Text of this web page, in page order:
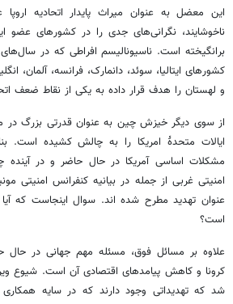
این معضل به عنوان میراث پایدار اتحادیه
ناخوشایند، نگرانی‌های جدی را در کشورهای
برانگیخته است. ناسیونالیسم افراطی که در
کشورهای ایتالیا، سوئد، دانمارک، فرانسه، آلمان،
و لهستان را هدف قرار داده به یکی از نقاط ضعف
از سوی دیگر خیزش چین به عنوان قدرتی بزرگ در
ایالات متحدۀ امریکا را به چالش کشیده است.
مشکلات اساسی آمریکا در حال حاضر و در
امنیتی غربی از جمله در بیانیه کنفرانس امنیتی
عنوان تهدید مطرح شده اند. سوال اینجاست که
است؟
علاوه بر مسائل فوق، مسئله مهم جهانی در حال
کرونا و کاهش پیامدهای اقتصادی آن است. شیوع
شد که تهدیداتی وجود دارند که در سایه